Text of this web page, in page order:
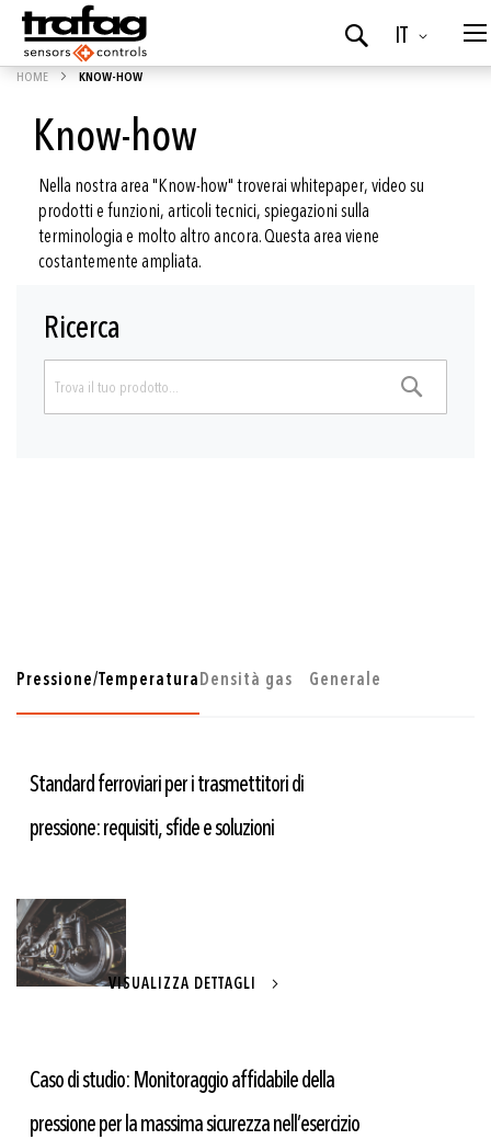
Lingua
IT
Ricerca
HOME KNOW-HOW
Know-how
Nella nostra area "Know-how" troverai whitepaper, video su
prodotti e funzioni, articoli tecnici, spiegazioni sulla
terminologia e molto altro ancora. Questa area viene
costantemente ampliata.
Pressione/TemperaturaDensità gas Generale
Standard ferroviari per i trasmettitori di
pressione: requisiti, sfide e soluzioni
VISUALIZZA DETTAGLI
Caso di studio: Monitoraggio affidabile della
pressione per la massima sicurezza nell’esercizio
Ricerca